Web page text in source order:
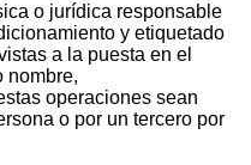
o jurídica responsable
y etiquetado
a la puesta en el
nombre,
operaciones sean
o por un tercero por